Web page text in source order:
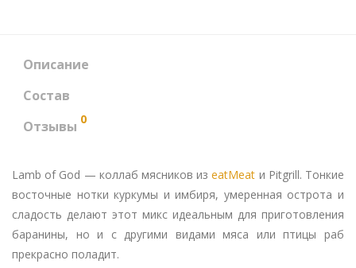
Описание
Состав
Отзывы 0
Lamb of God — коллаб мясников изeatMeat и Pitgrill. Тонкие
восточные нотки куркумы и имбиря, умеренная острота и
сладость делают этот микс идеальным для приготовления
баранины, но и с другими видами мяса или птицы раб
прекрасно поладит.